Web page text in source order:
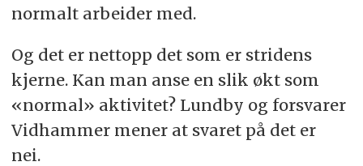
normalt arbeider med.
Og det er nettopp det som er stridens
kjerne. Kan man anse en slik økt som
«normal» aktivitet? Lundby og forsvarer
Vidhammer mener at svaret på det er
nei.